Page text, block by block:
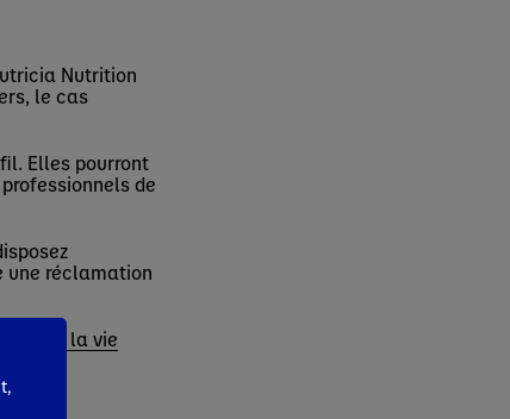
Nutrition
le cas
Elles pourront
de
une réclamation
de la vie